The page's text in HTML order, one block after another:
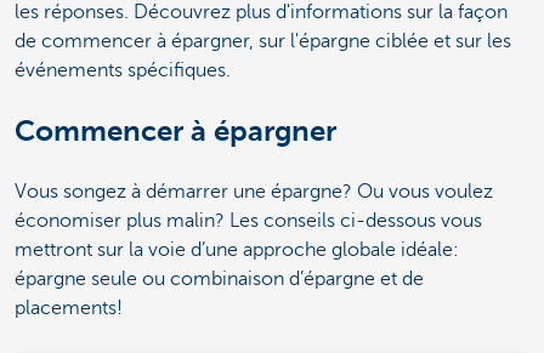
les réponses. Découvrez plus d'informations sur la façon
de commencer à épargner, sur l'épargne ciblée et sur les
événements spécifiques.
Commencer à épargner
Vous songez à démarrer une épargne? Ou vous voulez
économiser plus malin? Les conseils ci-dessous vous
mettront sur la voie d’une approche globale idéale:
épargne seule ou combinaison d’épargne et de
placements!